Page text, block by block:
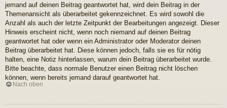
jemand auf deinen Beitrag geantwortet hat, wird dein Beitrag in der
Themenansicht als überarbeitet gekennzeichnet. Es wird sowohl die
Anzahl als auch der letzte Zeitpunkt der Bearbeitungen angezeigt. Dieser
Hinweis erscheint nicht, wenn noch niemand auf deinen Beitrag
geantwortet hat oder wenn ein Administrator oder Moderator deinen
Beitrag überarbeitet hat. Diese können jedoch, falls sie es für nötig
halten, eine Notiz hinterlassen, warum dein Beitrag überarbeitet wurde.
Bitte beachte, dass normale Benutzer einen Beitrag nicht löschen
können, wenn bereits jemand darauf geantwortet hat.
Nach oben